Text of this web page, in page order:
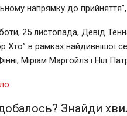
напрямку до
25 листопада, Девід
Хто” в рамках найдивнішої
Міріам Маргойлз і Ніл
Знайди